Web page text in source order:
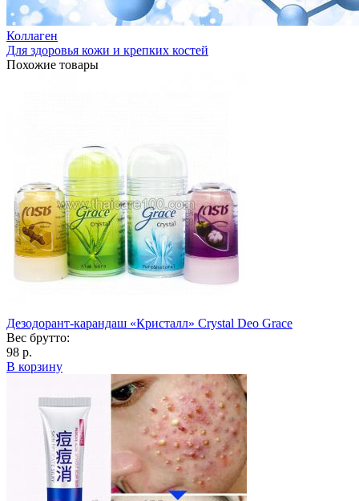
Коллаген
Для здоровья кожи и крепких костей
Похожие товары
Дезодорант-карандаш «Кристалл» Crystal Deo Grace
Вес брутто:
98 р.
В корзину